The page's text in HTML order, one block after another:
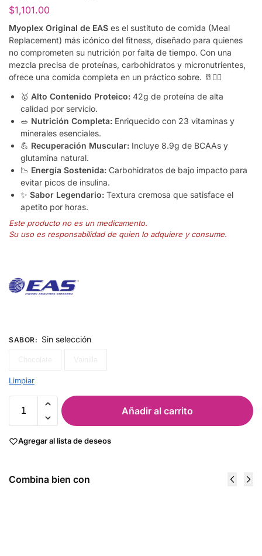
$1,101.00
Myoplex Original de EAS es el sustituto de comida (Meal
Replacement) más icónico del fitness, diseñado para quienes
no comprometen su nutrición por falta de tiempo. Con una
mezcla precisa de proteínas, carbohidratos y micronutrientes,
ofrece una comida completa en un práctico sobre. 🥛🏋️‍♂️
🥇 Alto Contenido Proteico: 42g de proteína de alta
calidad por servicio.
🥗 Nutrición Completa: Enriquecido con 23 vitaminas y
minerales esenciales.
💪 Recuperación Muscular: Incluye 8.9g de BCAAs y
glutamina natural.
📉 Energía Sostenida: Carbohidratos de bajo impacto para
evitar picos de insulina.
✨ Sabor Legendario: Textura cremosa que satisface el
apetito por horas.
Este producto no es un medicamento.
Su uso es responsabilidad de quien lo adquiere y consume.
SABOR: Sin selección
Limpiar
Añadir al carrito
Agregar al lista de deseos
Combina bien con